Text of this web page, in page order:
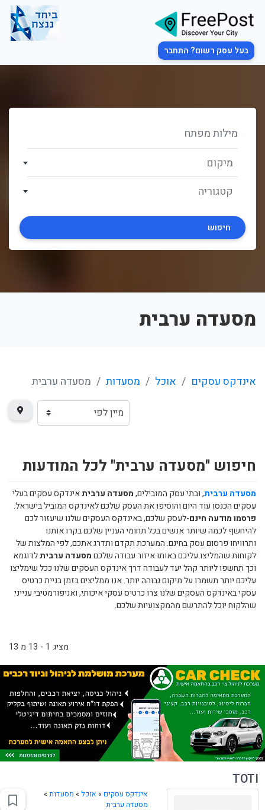
בעל עסק רשום? התחבר
מיקום
קטגוריה
חיפוש
מסעדה ערבית
אינדקס עסקים אוכל מסעדות מסעדה ערבית
חיפוש "מסעדה ערבית" לכל המודעות
מסעדה ערבית, ובתי עסק המובילים,מסעדה ערביתאינדקס עסקים בעלי
עסקים הכנסו עוד היום והוסיפו את העסק שלכם לאינדקס המוביל בישראל.
פרסמו מודעה חינם-לעסק שלכם, באינדקס העסקים שלנו שיעזור לכם
להיחשף לכמה שיותר אנשים בכל תחומי העניין שלכם בקרו אותנו
ותרוויחו פרסום עסק בחינם. המערכת תקדם ותדרג אתכם, לפי המלצות של
לקוחות שהמליצו עליכם באותו איזור עבודה שלכםמסעדה ערביתלדוגמא
וכך תחשפו ליותר קהל יעד לעבודה דרך אינדקס העסקים שלנו ככל שימליצו
עליכם יותר תשמרו על מיקום גבוהה יותר. אנו ממליצים בזמן בניית כרטיס
עסקי באינדקס העסקים שלנו צרו כרטיס עסקי איכותי, ואניפורמטיבי ענייני
שהלקוח יוכל להתרשם מהמקצועיות שלכם.
מציג 1 - 13 מ 13
TOTI
אינדקס עסקים » אוכל» מסעדות»
מסעדה ערבית